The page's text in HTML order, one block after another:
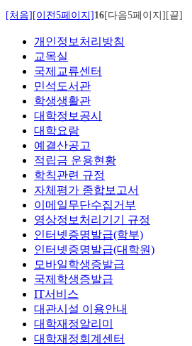
[처음][이전5페이지]16[다음5페이지][끝]
개인정보처리방침
교목실
국제교류센터
민석도서관
학생생활관
대학정보공시
대학요람
예결산공고
적립금 운용현황
학칙관련 규정
자체평가 종합보고서
이메일무단수집거부
영상정보처리기기 규정
인터넷증명발급(학부)
인터넷증명발급(대학원)
모바일학생증발급
국제학생증발급
IT서비스
대관시설 이용안내
대학재정알리미
대학재정회계센터